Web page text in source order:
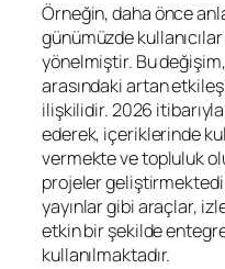
Örneğin, daha önce
günümüzde
yönelmiştir. Bu
arasındaki artan
ilişkilidir. 2026
ederek, içeriklerinde
vermekte ve topluluk
projeler
yayınlar gibi araçlar,
etkin bir şekilde
kullanılmaktadır.